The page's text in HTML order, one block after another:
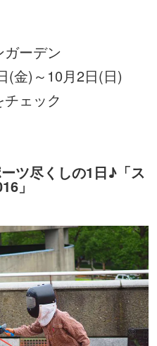
ーデン
(金)～10月2日(日)
ェック
ツ尽くしの1日♪「ス
」